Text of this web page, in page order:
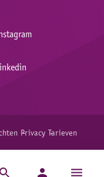
menu
Privacy Tarieven